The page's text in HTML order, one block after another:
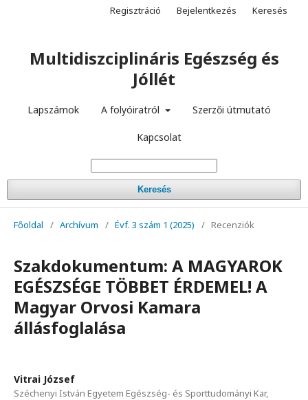
Multidiszciplináris Egészség és
Jóllét
Lapszámok A folyóiratról Szerzői útmutató
Kapcsolat
Keresés
Regisztráció Bejelentkezés Keresés
Főoldal / Archívum / Évf. 3 szám 1 (2025) / Recenziók
Szakdokumentum: A MAGYAROK
EGÉSZSÉGE TÖBBET ÉRDEMEL! A
Magyar Orvosi Kamara
állásfoglalása
Vitrai József
Széchenyi István Egyetem Egészség- és Sporttudományi Kar,